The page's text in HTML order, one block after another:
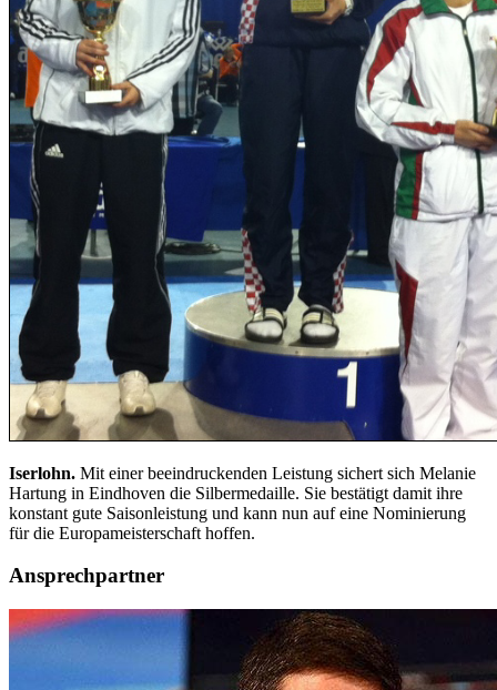
Iserlohn. Mit einer beeindruckenden Leistung sichert sich Melanie
Hartung in Eindhoven die Silbermedaille. Sie bestätigt damit ihre
konstant gute Saisonleistung und kann nun auf eine Nominierung
für die Europameisterschaft hoffen.
Ansprechpartner